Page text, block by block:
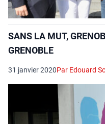
SANS LA MUT,
GRENOBLE
31 janvier 2020Par Edouard